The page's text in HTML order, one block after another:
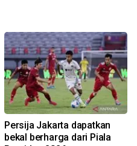
Persija Jakarta dapatkan
bekal berharga dari Piala